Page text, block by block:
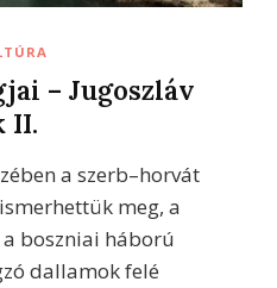
– Jugoszláv
II.
a szerb–horvát
meg, a
boszniai háború
dallamok felé